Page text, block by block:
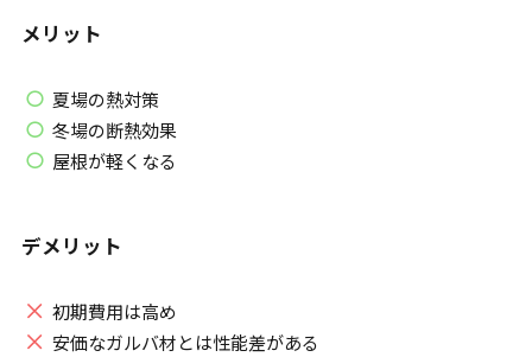
メリット
夏場の熱対策
冬場の断熱効果
屋根が軽くなる
デメリット
初期費用は高め
安価なガルバ材とは性能差がある